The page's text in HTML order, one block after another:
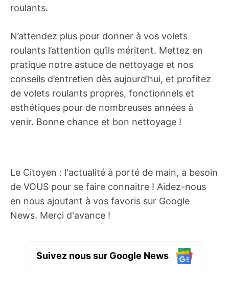
roulants.
N’attendez plus pour donner à vos volets
roulants l’attention qu’ils méritent. Mettez en
pratique notre astuce de nettoyage et nos
conseils d’entretien dès aujourd’hui, et profitez
de volets roulants propres, fonctionnels et
esthétiques pour de nombreuses années à
venir. Bonne chance et bon nettoyage !
Le Citoyen : l'actualité à porté de main, a besoin
de VOUS pour se faire connaitre ! Aidez-nous
en nous ajoutant à vos favoris sur Google
News. Merci d'avance !
Suivez nous sur Google News